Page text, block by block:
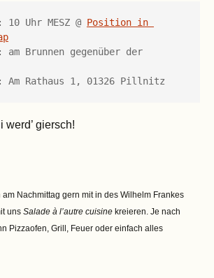
Uhr MESZ @ Position in
Brunnen gegenüber der
Am Rathaus 1, 01326 Pillnitz
werd’ giersch!
am Nachmittag gern mit in des Wilhelm Frankes
uns Salade à l’autre cuisine kreieren. Je nach
Pizzaofen, Grill, Feuer oder einfach alles